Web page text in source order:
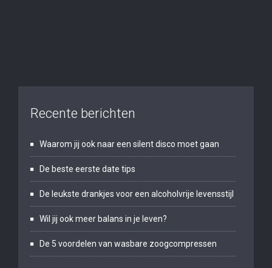
Recente berichten
Waarom jij ook naar een silent disco moet gaan
De beste eerste date tips
De leukste drankjes voor een alcoholvrije levensstijl
Wil jij ook meer balans in je leven?
De 5 voordelen van wasbare zoogcompressen